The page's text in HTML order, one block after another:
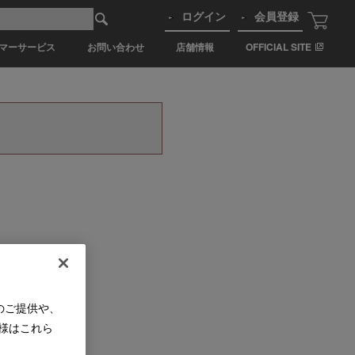
ーサービス お問い合わせ 店舗情報 OFFICIAL SITE
ログイン 会員登録
提供や、
はこれら